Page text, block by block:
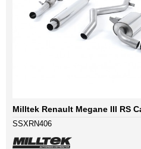
Milltek Renault Megane III RS
SSXRN406